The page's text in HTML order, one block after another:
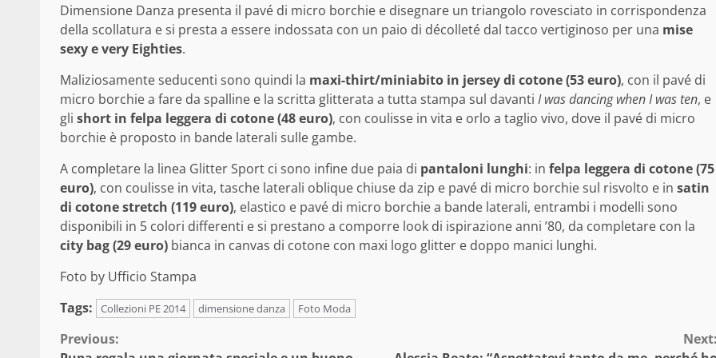
Dimensione Danza presenta il pavé di micro borchie e disegnare un triangolo rovesciato in corrispondenza
della scollatura e si presta a essere indossata con un paio di décolleté dal tacco vertiginoso per una mise
sexy e very Eighties.
Maliziosamente seducenti sono quindi la maxi-thirt/miniabito in jersey di cotone (53 euro), con il pavé di
micro borchie a fare da spalline e la scritta glitterata a tutta stampa sul davanti I was dancing when I was ten, e
gli short in felpa leggera di cotone (48 euro), con coulisse in vita e orlo a taglio vivo, dove il pavé di micro
borchie è proposto in bande laterali sulle gambe.
A completare la linea Glitter Sport ci sono infine due paia di pantaloni lunghi: in felpa leggera di cotone (75
euro), con coulisse in vita, tasche laterali oblique chiuse da zip e pavé di micro borchie sul risvolto e in satin
di cotone stretch (119 euro), elastico e pavé di micro borchie a bande laterali, entrambi i modelli sono
disponibili in 5 colori differenti e si prestano a comporre look di ispirazione anni ’80, da completare con la
city bag (29 euro) bianca in canvas di cotone con maxi logo glitter e doppo manici lunghi.
Foto by Ufficio Stampa
Tags:
Collezioni PE 2014 dimensione danza Foto Moda
Continue
Previous: